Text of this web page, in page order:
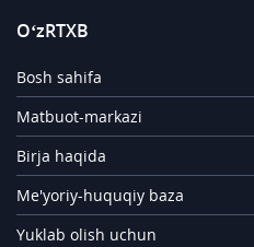
O‘zRTXB
Bosh sahifa
Matbuot-markazi
Birja haqida
Me'yoriy-huquqiy baza
Yuklab olish uchun